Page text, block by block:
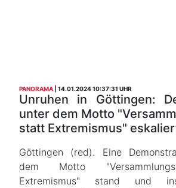
PANORAMA 14.01.2024 10:37:31 UHR
Unruhen in Göttingen:
unter dem Motto
statt Extremismus"
Göttingen (red). Eine
dem Motto
Extremismus" stand und